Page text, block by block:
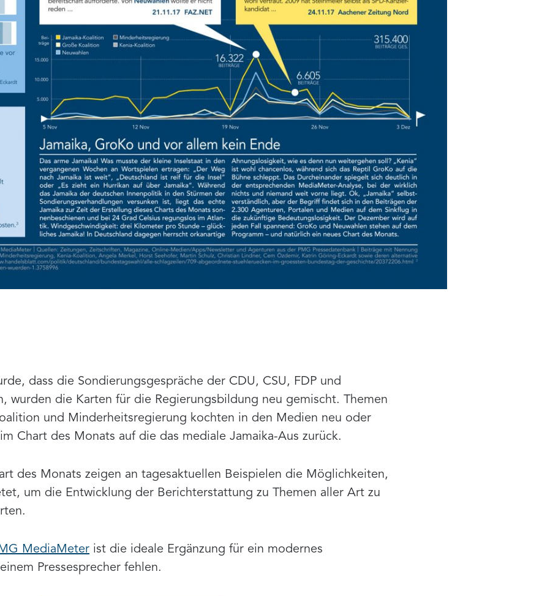
dass die Sondierungsgespräche der CDU, CSU, FDP und
wurden die Karten für die Regierungsbildung neu gemischt. Themen
und Minderheitsregierung kochten in den Medien neu oder
Chart des Monats auf die das mediale Jamaika-Aus zurück.
des Monats zeigen an tagesaktuellen Beispielen die Möglichkeiten,
um die Entwicklung der Berichterstattung zu Themen aller Art zu
MediaMeter ist die ideale Ergänzung für ein modernes
Pressesprecher fehlen.